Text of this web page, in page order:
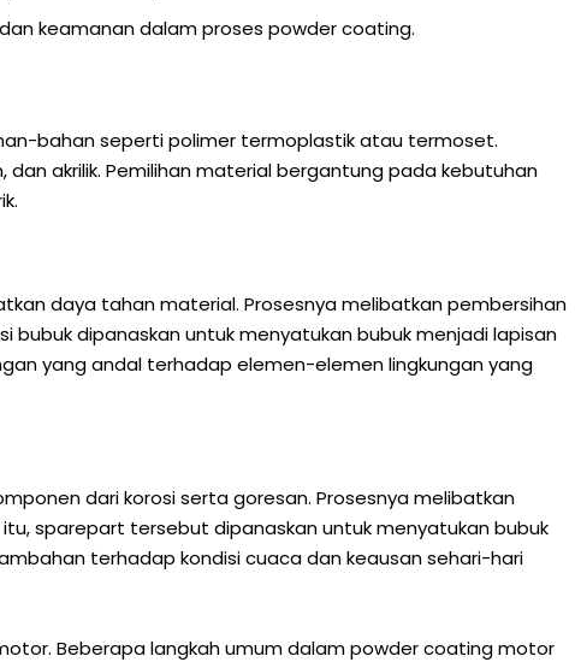
keamanan dalam proses powder coating.
bahan seperti polimer termoplastik atau termoset.
akrilik. Pemilihan material bergantung pada kebutuhan
daya tahan material. Prosesnya melibatkan pembersihan
dipanaskan untuk menyatukan bubuk menjadi lapisan
yang andal terhadap elemen-elemen lingkungan yang
dari korosi serta goresan. Prosesnya melibatkan
sparepart tersebut dipanaskan untuk menyatukan bubuk
terhadap kondisi cuaca dan keausan sehari-hari
Beberapa langkah umum dalam powder coating motor